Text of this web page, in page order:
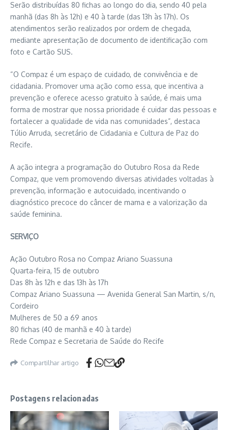
Serão distribuídas 80 fichas ao longo do dia, sendo 40 pela
manhã (das 8h às 12h) e 40 à tarde (das 13h às 17h). Os
atendimentos serão realizados por ordem de chegada,
mediante apresentação de documento de identificação com
foto e Cartão SUS.
“O Compaz é um espaço de cuidado, de convivência e de
cidadania. Promover uma ação como essa, que incentiva a
prevenção e oferece acesso gratuito à saúde, é mais uma
forma de mostrar que nossa prioridade é cuidar das pessoas e
fortalecer a qualidade de vida nas comunidades”, destaca
Túlio Arruda, secretário de Cidadania e Cultura de Paz do
Recife.
A ação integra a programação do Outubro Rosa da Rede
Compaz, que vem promovendo diversas atividades voltadas à
prevenção, informação e autocuidado, incentivando o
diagnóstico precoce do câncer de mama e a valorização da
saúde feminina.
SERVIÇO
Ação Outubro Rosa no Compaz Ariano Suassuna
Quarta-feira, 15 de outubro
Das 8h às 12h e das 13h às 17h
Compaz Ariano Suassuna — Avenida General San Martin, s/n,
Cordeiro
Mulheres de 50 a 69 anos
80 fichas (40 de manhã e 40 à tarde)
Rede Compaz e Secretaria de Saúde do Recife
Compartilhar artigo
Postagens relacionadas